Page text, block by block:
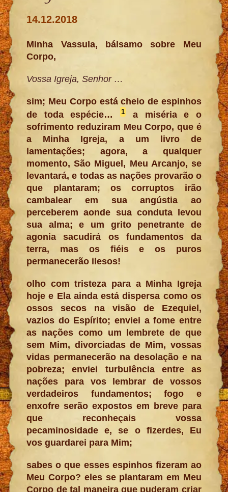
14.12.2018
Minha Vassula, bálsamo sobre Meu
Corpo,
Vossa Igreja, Senhor …
sim; Meu Corpo está cheio de espinhos
de toda espécie…1
a miséria e o
sofrimento reduziram Meu Corpo, que é
a Minha Igreja, a um livro de
lamentações; agora, a qualquer
momento, São Miguel, Meu Arcanjo, se
levantará, e todas as nações provarão o
que plantaram; os corruptos irão
cambalear em sua angústia ao
perceberem aonde sua conduta levou
sua alma; e um grito penetrante de
agonia sacudirá os fundamentos da
terra, mas os fiéis e os puros
permanecerão ilesos!
olho com tristeza para a Minha Igreja
hoje e Ela ainda está dispersa como os
ossos secos na visão de Ezequiel,
vazios do Espírito; enviei a fome entre
as nações como um lembrete de que
sem Mim, divorciadas de Mim, vossas
vidas permanecerão na desolação e na
pobreza; enviei turbulência entre as
nações para vos lembrar de vossos
verdadeiros fundamentos; fogo e
enxofre serão expostos em breve para
que reconheçais vossa
pecaminosidade e, se o fizerdes, Eu
vos guardarei para Mim;
sabes o que esses espinhos fizeram ao
Meu Corpo? eles se plantaram em Meu
Corpo de tal maneira que puderam criar